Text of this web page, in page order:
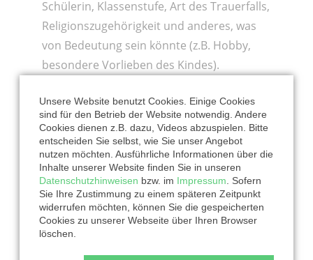
Schülerin, Klassenstufe, Art des Trauerfalls,
Religionszugehörigkeit und anderes, was
von Bedeutung sein könnte (z.B. Hobby,
besondere Vorlieben des Kindes).
Durch die steigende Nachfrage, steigt die
Anzahl der benötigten Trauerboxen von
Jahr zu Jahr. Zur Sicherstellung der
Finanzierung ist das Projekt auch auf
Spendenangewiesen. Wir freuen uns über
jeden, der uns mit einer Spende
unterstützt. Jede Hilfe ist wertvoll! Vielen
Dank für Ihre Unterstützung!
Unsere Website benutzt Cookies. Einige Cookies
sind für den Betrieb der Website notwendig. Andere
Cookies dienen z.B. dazu, Videos abzuspielen. Bitte
entscheiden Sie selbst, wie Sie unser Angebot
nutzen möchten. Ausführliche Informationen über die
Inhalte unserer Website finden Sie in unseren
Datenschutzhinweisen bzw. im Impressum . Sofern
Sie Ihre Zustimmung zu einem späteren Zeitpunkt
widerrufen möchten, können Sie die gespeicherten
Cookies zu unserer Webseite über Ihren Browser
löschen.